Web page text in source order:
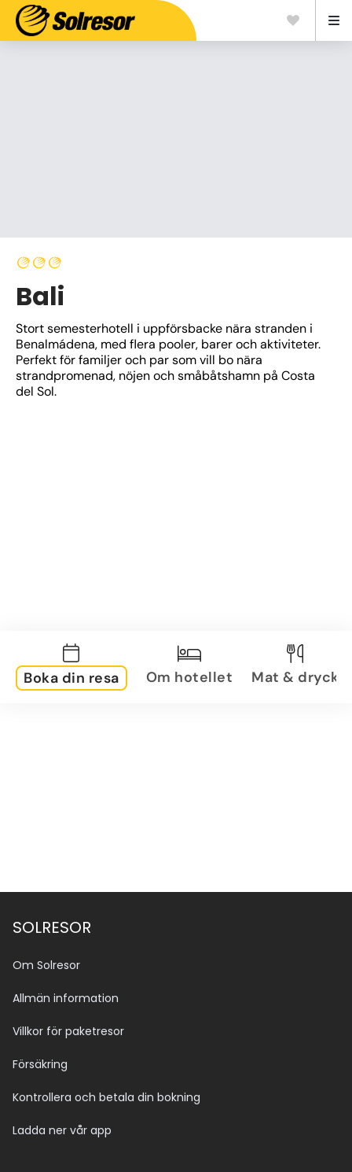
Bali
Stort semesterhotell i uppförsbacke nära stranden i
Benalmádena, med flera pooler, barer och aktiviteter.
Perfekt för familjer och par som vill bo nära
strandpromenad, nöjen och småbåtshamn på Costa
del Sol.
Boka din resa Om hotellet Mat & dryck
SOLRESOR
Om Solresor
Allmän information
Villkor för paketresor
Försäkring
Kontrollera och betala din bokning
Ladda ner vår app